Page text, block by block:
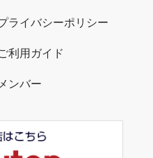
ライバシーポリシー
利用ガイド
メンバー